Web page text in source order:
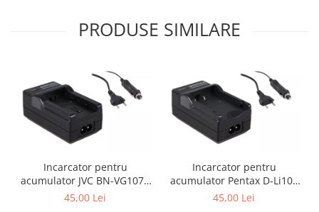
Telefoane mobile
Custi aparate foto-video
Incarcatoare auto
Telefoane mobile
PRODUSE SIMILARE
Incarcator pentru
acumulator JVC BN-VG107e
Patona
45,00 Lei
Incarcator pentru
acumulator Pentax D-Li109
Patona
45,00 Lei